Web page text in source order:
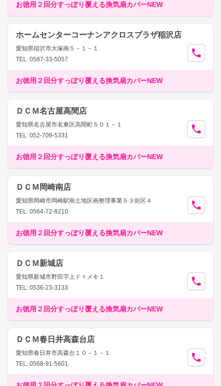
お徳用２回分すっぽり覆える換気扇カバーNEW
ホームセンターコーナンアクロスプラザ稲沢店
愛知県稲沢市大塚南５－１－１
TEL: 0587-33-5057
お徳用２回分すっぽり覆える換気扇カバーNEW
ＤＣＭ名古屋高間店
愛知県名古屋市名東区高間町５０１－１
TEL: 052-709-5331
お徳用２回分すっぽり覆える換気扇カバーNEW
ＤＣＭ岡崎南店
愛知県岡崎市岡崎駅南土地区画整理事業５３街区４
TEL: 0564-72-8210
お徳用２回分すっぽり覆える換気扇カバーNEW
ＤＣＭ新城店
愛知県新城市野田字上ド々メキ１
TEL: 0536-23-3133
お徳用２回分すっぽり覆える換気扇カバーNEW
ＤＣＭ春日井高森台店
愛知県春日井市高森台１０－１－１
TEL: 0568-91-5601